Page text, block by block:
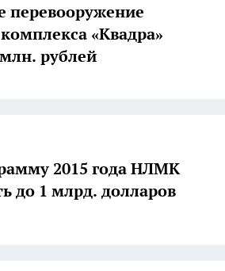
перевооружение
«Квадра»
рублей
2015 года НЛМК
до 1 млрд. долларов